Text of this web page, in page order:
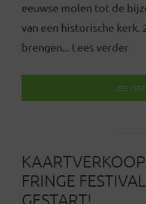
eeuwse molen tot de
van een historische kerk.
brengen... Lees verder
LEES
FRINGE
GESTART!